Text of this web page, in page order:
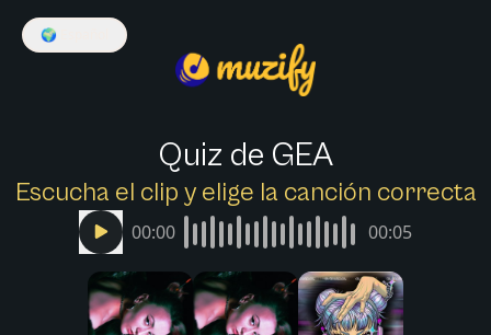
🌍
Quiz de GEA
Escucha el clip y elige la canción correcta
00:00 00:05